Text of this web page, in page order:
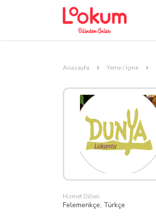
Anasayfa Yeme / İçme
Hizmet Dilleri
Felemenkçe, Türkçe